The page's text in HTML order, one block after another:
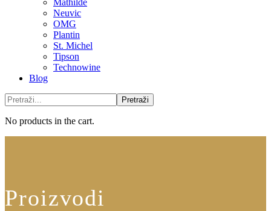
Mathilde
Neuvic
OMG
Plantin
St. Michel
Tipson
Technowine
Blog
No products in the cart.
Proizvodi